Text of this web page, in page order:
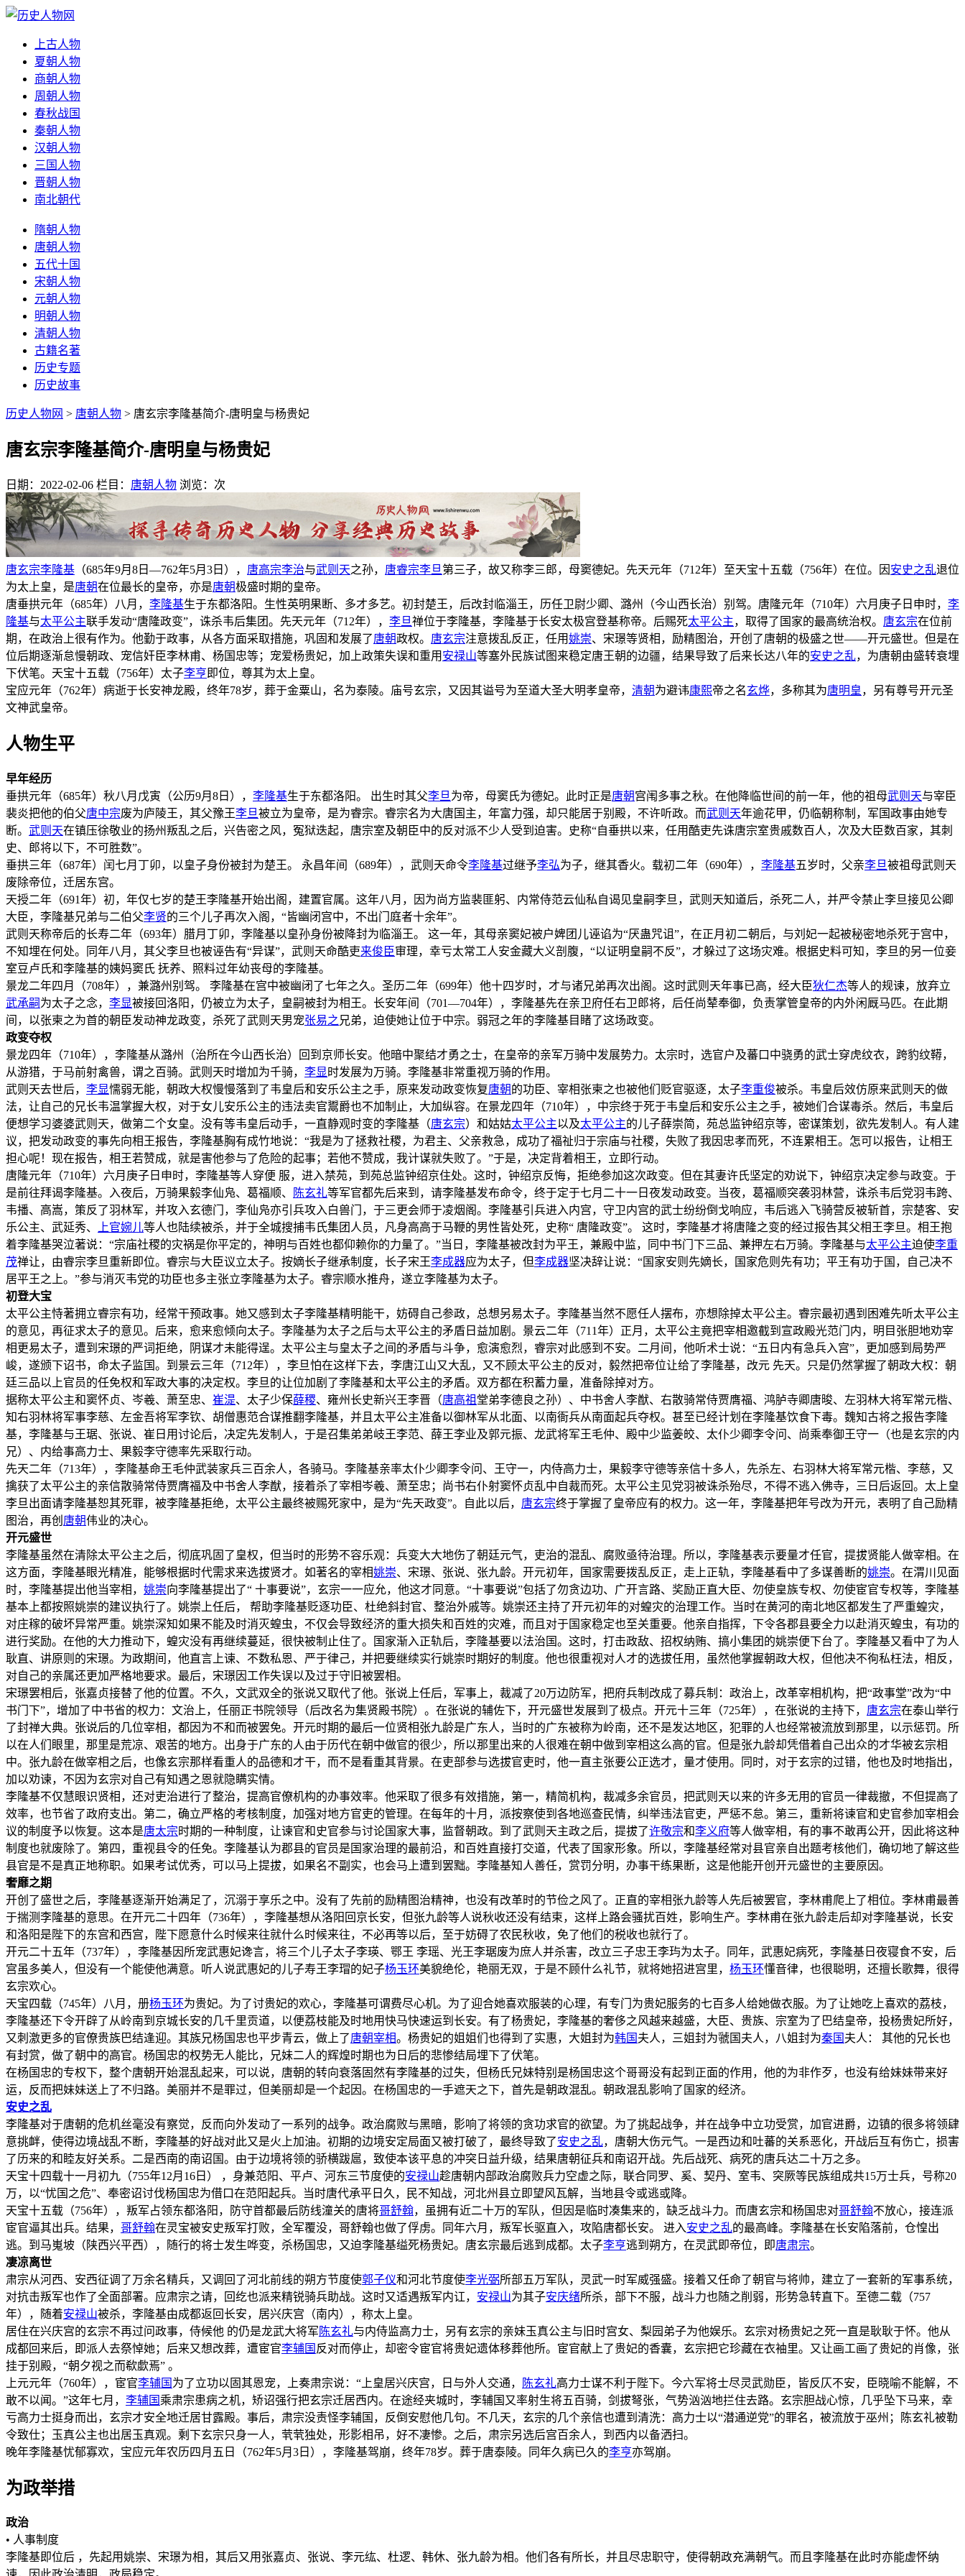
上古人物
夏朝人物
商朝人物
周朝人物
春秋战国
秦朝人物
汉朝人物
三国人物
晋朝人物
南北朝代
隋朝人物
唐朝人物
五代十国
宋朝人物
元朝人物
明朝人物
清朝人物
古籍名著
历史专题
历史故事
历史人物网 > 唐朝人物 > 唐玄宗李隆基简介-唐明皇与杨贵妃
唐玄宗李隆基简介-唐明皇与杨贵妃
日期：2022-02-06 栏目： 唐朝人物 浏览： 次
唐玄宗李隆基 （685年9月8日—762年5月3日）， 唐高宗李治与武则天之孙， 唐睿宗李旦 第三子，故又称李三郎，母窦德妃。先天元年（712年）至天宝十五载（756年）在位。因 安史之乱退位
为太上皇，是唐朝在位最长的皇帝，亦是唐朝极盛时期的皇帝。
唐垂拱元年（685年）八月， 李隆基生于东都洛阳。生性英明果断、多才多艺。初封楚王，后改封临淄王，历任卫尉少卿、潞州（今山西长治）别驾。唐隆元年（710年）六月庚子日申时， 李
隆基与太平公主联手发动“唐隆政变”，诛杀韦后集团。先天元年（712年）， 李旦禅位于李隆基，李隆基于长安太极宫登基称帝。后赐死太平公主，取得了国家的最高统治权。 唐玄宗在位前
期，在政治上很有作为。他勤于政事，从各方面采取措施，巩固和发展了唐朝政权。 唐玄宗注意拨乱反正，任用姚崇、宋璟等贤相，励精图治，开创了唐朝的极盛之世——开元盛世。但是在
位后期逐渐怠慢朝政、宠信奸臣李林甫、杨国忠等；宠爱杨贵妃，加上政策失误和重用 安禄山等塞外民族试图来稳定唐王朝的边疆，结果导致了后来长达八年的安史之乱，为唐朝由盛转衰埋
下伏笔。天宝十五载（756年）太子李亨 即位，尊其为太上皇。
宝应元年（762年）病逝于长安神龙殿，终年78岁，葬于金粟山，名为泰陵。庙号玄宗，又因其谥号为至道大圣大明孝皇帝， 清朝为避讳康熙帝之名玄烨，多称其为唐明皇，另有尊号开元圣
文神武皇帝。
人物生平
早年经历
垂拱元年（685年）秋八月戊寅（公历9月8日）， 李隆基生于东都洛阳。 出生时其父李旦 为帝，母窦氏为德妃。此时正是唐朝宫闱多事之秋。在他降临世间的前一年，他的祖母武则天与宰臣
裴炎把他的伯父唐中宗废为庐陵王，其父豫王李旦被立为皇帝，是为睿宗。睿宗名为大唐国主，年富力强，却只能居于别殿，不许听政。而武则天年逾花甲，仍临朝称制，军国政事由她专
断。 武则天在镇压徐敬业的扬州叛乱之后，兴告密之风，冤狱迭起，唐宗室及朝臣中的反对派不少人受到迫害。史称“自垂拱以来，任用酷吏先诛唐宗室贵戚数百人，次及大臣数百家，其刺
史、郎将以下，不可胜数”。
垂拱三年（687年）闰七月丁卯，以皇子身份被封为楚王。 永昌年间（689年），武则天命令李隆基过继予李弘为子，继其香火。载初二年（690年）， 李隆基五岁时，父亲李旦被祖母武则天
废除帝位，迁居东宫。
天授二年（691年）初，年仅七岁的楚王李隆基开始出阁，建置官属。这年八月，因为尚方监裴匪躬、内常侍范云仙私自谒见皇嗣李旦，武则天知道后，杀死二人，并严令禁止李旦接见公卿
大臣，李隆基兄弟与二伯父李贤的三个儿子再次入阁，“皆幽闭宫中，不出门庭者十余年”。
武则天称帝后的长寿二年（693年）腊月丁卯，李隆基以皇孙身份被降封为临淄王。 这一年，其母亲窦妃被户婢团儿诬谄为“厌蛊咒诅”，在正月初二朝后，与刘妃一起被秘密地杀死于宫中，
不知埋在何处。同年八月，其父李旦也被诬告有“异谋”，武则天命酷吏来俊臣审理，幸亏太常工人安金藏大义剖腹，“以证明皇嗣不反”，才躲过了这场灾难。根据史料可知，李旦的另一位妾
室豆卢氏和李隆基的姨妈窦氏 抚养、照料过年幼丧母的李隆基。
景龙二年四月（708年），兼潞州别驾。 李隆基在宫中被幽闭了七年之久。圣历二年（699年）他十四岁时，才与诸兄弟再次出阁。这时武则天年事已高，经大臣狄仁杰等人的规谏，放弃立
武承嗣 为太子之念， 李显被接回洛阳，仍被立为太子，皇嗣被封为相王。长安年间（701—704年），李隆基先在亲卫府任右卫郎将，后任尚辇奉御，负责掌管皇帝的内外闲厩马匹。在此期
间，以张柬之为首的朝臣发动神龙政变，杀死了武则天男宠张易之 兄弟，迫使她让位于中宗。弱冠之年的李隆基目睹了这场政变。
政变夺权
景龙四年（710年），李隆基从潞州（治所在今山西长治）回到京师长安。他暗中聚结才勇之士，在皇帝的亲军万骑中发展势力。太宗时，选官户及蕃口中骁勇的武士穿虎纹衣，跨豹纹鞯，
从游猎，于马前射禽兽，谓之百骑。武则天时增加为千骑， 李显 时发展为万骑。李隆基非常重视万骑的作用。
武则天去世后， 李显懦弱无能，朝政大权慢慢落到了韦皇后和安乐公主之手，原来发动政变恢复唐朝的功臣、宰相张柬之也被他们贬官驱逐，太子李重俊被杀。韦皇后效仿原来武则天的做
法，让自己的兄长韦温掌握大权，对于女儿安乐公主的违法卖官鬻爵也不加制止，大加纵容。在景龙四年（710年），中宗终于死于韦皇后和安乐公主之手，被她们合谋毒杀。然后，韦皇后
便想学习婆婆武则天，做第二个女皇。没有等韦皇后动手，一直静观时变的李隆基（唐玄宗）和姑姑太平公主以及太平公主的儿子薛崇简，苑总监钟绍京等，密谋策划，欲先发制人。有人建
议，把发动政变的事先向相王报告，李隆基胸有成竹地说：“我是为了拯救社稷，为君主、父亲救急，成功了福祉归于宗庙与社稷，失败了我因忠孝而死，不连累相王。怎可以报告，让相王
担心呢！现在报告，相王若赞成，就是害他参与了危险的起事；若他不赞成，我计谋就失败了。”于是，决定背着相王，立即行动。
唐隆元年（710年）六月庚子日申时，李隆基等人穿便 服，进入禁苑，到苑总监钟绍京住处。这时，钟绍京反悔，拒绝参加这次政变。但在其妻许氏坚定的劝说下，钟绍京决定参与政变。于
是前往拜谒李隆基。入夜后，万骑果毅李仙凫、葛福顺、
陈玄礼等军官都先后来到，请李隆基发布命令，终于定于七月二十一日夜发动政变。当夜，葛福顺突袭羽林营，诛杀韦后党羽韦跨、
韦播、高嵩，策反了羽林军，并攻入玄德门，李仙凫亦引兵攻入白兽门，于三更会师于凌烟阁。李隆基引兵进入内宫，守卫内宫的武士纷纷倒戈响应，韦后逃入飞骑营反被斩首，宗楚客、安
乐公主、武延秀、
上官婉儿等人也陆续被杀，并于全城搜捕韦氏集团人员，凡身高高于马鞭的男性皆处死，史称“ 唐隆政变”。 这时，李隆基才将唐隆之变的经过报告其父相王李旦。相王抱
着李隆基哭泣著说：“宗庙社稷的灾祸是你平定的，神明与百姓也都仰赖你的力量了。”当日，李隆基被改封为平王，兼殿中监，同中书门下三品、兼押左右万骑。李隆基与太平公主迫使李重
茂禅让，由睿宗李旦重新即位。睿宗与大臣议立太子。按嫡长子继承制度，长子宋王李成器应为太子，但李成器坚决辞让说：“国家安则先嫡长，国家危则先有功；平王有功于国，自己决不
居平王之上。”参与消灭韦党的功臣也多主张立李隆基为太子。睿宗顺水推舟，遂立李隆基为太子。
初登大宝
太平公主恃著拥立睿宗有功，经常干预政事。她又感到太子李隆基精明能干，妨碍自己参政，总想另易太子。李隆基当然不愿任人摆布，亦想除掉太平公主。睿宗最初遇到困难先听太平公主
的意见，再征求太子的意见。后来，愈来愈倾向太子。李隆基为太子之后与太平公主的矛盾日益加剧。景云二年（711年）正月，太平公主竟把宰相邀截到宣政殿光范门内，明目张胆地劝宰
相更易太子，遭到宋璟的严词拒绝，阴谋才未能得逞。太平公主与皇太子之间的矛盾与斗争，愈演愈烈，睿宗对此感到不安。二月间，他听术士说：“五日内有急兵入宫”，更加感到局势严
峻，遂颁下诏书，命太子监国。到景云三年（712年），李旦怕在这样下去，李唐江山又大乱，又不顾太平公主的反对，毅然把帝位让给了李隆基，改元 先天。只是仍然掌握了朝政大权：朝
廷三品以上官员的任免权和军政大事的决定权。李旦的让位加剧了李隆基和太平公主的矛盾。双方都在积蓄力量，准备除掉对方。
据称太平公主和窦怀贞、岑羲、萧至忠、 崔湜、太子少保薛稷、雍州长史新兴王李晋（唐高祖 堂弟李德良之孙）、中书舍人李猷、右散骑常侍贾膺福、鸿胪寺卿唐晙、左羽林大将军常元楷、
知右羽林将军事李慈、左金吾将军李钦、胡僧惠范合谋推翻李隆基，并且太平公主准备以御林军从北面、以南衙兵从南面起兵夺权。甚至已经计划在李隆基饮食下毒。魏知古将之报告李隆
基，李隆基与王琚、张说、崔日用讨论后，决定先发制人，于是召集弟弟岐王李范、薛王李业及郭元振、龙武将军王毛仲、殿中少监姜皎、太仆少卿李令问、尚乘奉御王守一（也是玄宗的内
兄）、内给事高力士、果毅李守德率先采取行动。
先天二年（713年），李隆基命王毛仲武装家兵三百余人，各骑马。李隆基亲率太仆少卿李令问、王守一，内侍高力士，果毅李守德等亲信十多人，先杀左、右羽林大将军常元楷、李慈，又
擒获了太平公主的亲信散骑常侍贾膺福及中书舍人李猷，接着杀了宰相岑羲、萧至忠；尚书右仆射窦怀贞乱中自裁而死。太平公主见党羽被诛杀殆尽，不得不逃入佛寺，三日后返回。太上皇
李旦出面请李隆基恕其死罪，被李隆基拒绝，太平公主最终被赐死家中，是为“先天政变”。自此以后， 唐玄宗终于掌握了皇帝应有的权力。这一年，李隆基把年号改为开元，表明了自己励精
图治，再创 唐朝伟业的决心。
开元盛世
李隆基虽然在清除太平公主之后，彻底巩固了皇权，但当时的形势不容乐观：兵变大大地伤了朝廷元气，吏治的混乱、腐败亟待治理。所以，李隆基表示要量才任官，提拔贤能人做宰相。在
这方面，李隆基眼光精准，能够根据时代需求来选拔贤才。如著名的宰相姚崇、宋璟、张说、张九龄。开元初年，国家需要拨乱反正，走上正轨，李隆基看中了多谋善断的姚崇。在渭川见面
时，李隆基提出他当宰相， 姚崇向李隆基提出了“ 十事要说”，玄宗一一应允，他这才同意。“十事要说”包括了勿贪边功、广开言路、奖励正直大臣、勿使皇族专权、勿使宦官专权等，李隆基
基本上都按照姚崇的建议执行了。姚崇上任后， 帮助李隆基贬逐功臣、杜绝斜封官、整治外戚等。姚崇还主持了开元初年的对蝗灾的治理工作。当时在黄河的南北地区都发生了严重蝗灾，
对庄稼的破坏异常严重。姚崇深知如果不能及时消灭蝗虫，不仅会导致经济的重大损失和百姓的灾难，而且对于国家稳定也至关重要。他亲自指挥，下令各郡县要全力以赴消灭蝗虫，有功的
进行奖励。在他的大力推动下，蝗灾没有再继续蔓延，很快被制止住了。国家渐入正轨后，李隆基要以法治国。这时，打击政敌、招权纳贿、搞小集团的姚崇便下台了。李隆基又看中了为人
耿直、讲原则的宋璟。为政期间，他直言上谏、不数私恩、严于律己，并把要继续实行姚崇时期好的制度。他也很重视对人才的选拔任用，虽然他掌握朝政大权，但他决不徇私枉法，相反，
对自己的亲属还更加严格地要求。最后，宋璟因工作失误以及过于守旧被罢相。
宋璟罢相后，张嘉贞接替了他的位置。不久，文武双全的张说又取代了他。张说上任后，军事上，裁减了20万边防军，把府兵制改成了募兵制：政治上，改革宰相机构，把“政事堂”改为“中
书门下”，增加了中书省的权力：文治上，任丽正书院领导（后改名为集贤殿书院）。在张说的辅佐下，开元盛世发展到了极点。开元十三年（725年），在张说的主持下， 唐玄宗在泰山举行
了封禅大典。张说后的几位宰相，都因为不和而被罢免。开元时期的最后一位贤相张九龄是广东人，当时的广东被称为岭南，还不是发达地区，犯罪的人也经常被流放到那里，以示惩罚。所
以在人们眼里，那里是荒凉、艰苦的地方。出身于广东的人由于历代在朝中做官的很少，所以那里出来的人很难在朝中做到宰相这么高的官。但是张九龄却凭借着自己出众的才华被玄宗相
中。张九龄在做宰相之后，也像玄宗那样看重人的品德和才干，而不是看重其背景。在吏部参与选拔官吏时，他一直主张要公正选才，量才使用。同时，对于玄宗的过错，他也及时地指出，
加以劝谏，不因为玄宗对自己有知遇之恩就隐瞒实情。
李隆基不仅慧眼识贤相，还对吏治进行了整治，提高官僚机构的办事效率。他采取了很多有效措施，第一，精简机构，裁减多余官员，把武则天以来的许多无用的官员一律裁撤，不但提高了
效率，也节省了政府支出。第二，确立严格的考核制度，加强对地方官吏的管理。在每年的十月，派按察使到各地巡查民情，纠举违法官吏，严惩不怠。第三，重新将谏官和史官参加宰相会
议的制度予以恢复。这本是唐太宗时期的一种制度，让谏官和史官参与讨论国家大事，监督朝政。到了武则天主政之后，提拔了许敬宗和李义府等人做宰相，有的事不敢再公开，因此将这种
制度也就废除了。第四，重视县令的任免。李隆基认为郡县的官员是国家治理的最前沿，和百姓直接打交道，代表了国家形象。所以，李隆基经常对县官亲自出题考核他们，确切地了解这些
县官是不是真正地称职。如果考试优秀，可以马上提拔，如果名不副实，也会马上遭到罢黜。李隆基知人善任，赏罚分明，办事干练果断，这是他能开创开元盛世的主要原因。
奢靡之期
开创了盛世之后，李隆基逐渐开始满足了，沉溺于享乐之中。没有了先前的励精图治精神，也没有改革时的节俭之风了。正直的宰相张九龄等人先后被罢官，李林甫爬上了相位。李林甫最善
于揣测李隆基的意思。在开元二十四年（736年），李隆基想从洛阳回京长安，但张九龄等人说秋收还没有结束，这样上路会骚扰百姓，影响生产。李林甫在张九龄走后却对李隆基说，长安
和洛阳是陛下的东宫和西宫，陛下愿意什么时候来往就什么时候来往，不必再等以后，至于妨碍了农民秋收，免了他们的税收也就行了。
开元二十五年（737年），李隆基因所宠武惠妃谗言，将三个儿子太子李瑛、鄂王 李瑶、光王李琚废为庶人并杀害，改立三子忠王李玙为太子。同年，武惠妃病死，李隆基日夜寝食不安，后
宫虽多美人，但没有一个能使他满意。听人说武惠妃的儿子寿王李瑁的妃子杨玉环美貌绝伦，艳丽无双，于是不顾什么礼节，就将她招进宫里， 杨玉环懂音律，也很聪明，还擅长歌舞，很得
玄宗欢心。
天宝四载（745年）八月，册杨玉环为贵妃。为了讨贵妃的欢心，李隆基可谓费尽心机。为了迎合她喜欢服装的心理，有专门为贵妃服务的七百多人给她做衣服。为了让她吃上喜欢的荔枝，
李隆基还下令开辟了从岭南到京城长安的几千里贡道，以便荔枝能及时地用快马快速运到长安。有了杨贵妃，李隆基的奢侈之风越来越盛，大臣、贵族、宗室为了巴结皇帝，投杨贵妃所好，
又刺激更多的官僚贵族巴结逢迎。其族兄杨国忠也平步青云，做上了唐朝宰相。杨贵妃的姐姐们也得到了实惠，大姐封为韩国 夫人，三姐封为虢国夫人，八姐封为秦国 夫人： 其他的兄长也
有封赏，做了朝中的高官。杨国忠的权势无人能比，兄妹二人的辉煌时期也为日后的悲惨结局埋下了伏笔。
在杨国忠的专权下，整个唐朝开始混乱起来，可以说，唐朝的转向衰落固然有李隆基的过失，但杨氏兄妹特别是杨国忠这个哥哥没有起到正面的作用，他的为非作歹，也没有给妹妹带来好
运，反而把妹妹送上了不归路。美丽并不是罪过，但美丽却是一个起因。在杨国忠的一手遮天之下，首先是朝政混乱。朝政混乱影响了国家的经济。
安史之乱
李隆基对于唐朝的危机丝毫没有察觉，反而向外发动了一系列的战争。政治腐败与黑暗，影响了将领的贪功求官的欲望。为了挑起战争，并在战争中立功受赏，加官进爵，边镇的很多将领肆
意挑衅，使得边境战乱不断，李隆基的好战对此又是火上加油。初期的边境安定局面又被打破了，最终导致了安史之乱，唐朝大伤元气。一是西边和吐蕃的关系恶化，开战后互有伤亡，损害
了历来的和睦友好关系。二是西南的南诏国。由于边境将领的骄横跋扈，致使本该平息的冲突日益升级，结果唐朝征兵和南诏开战。先后战死、病死的唐兵达二十万之多。
天宝十四载十一月初九（755年12月16日） ，身兼范阳、平卢、河东三节度使的安禄山趁唐朝内部政治腐败兵力空虚之际，联合同罗、奚、契丹、室韦、突厥等民族组成共15万士兵，号称20
万，以“忧国之危”、奉密诏讨伐杨国忠为借口在范阳起兵。当时唐代承平日久，民不知战，河北州县立即望风瓦解，当地县令或逃或降。
天宝十五载（756年），叛军占领东都洛阳，防守首都最后防线潼关的唐将哥舒翰，虽拥有近二十万的军队，但因是临时凑集来的，缺乏战斗力。而唐玄宗和杨国忠对哥舒翰不放心，接连派
宦官逼其出兵。结果， 哥舒翰在灵宝被安史叛军打败，全军覆没，哥舒翰也做了俘虏。同年六月，叛军长驱直入，攻陷唐都长安。 进入安史之乱的最高峰。李隆基在长安陷落前，仓惶出
逃。到马嵬坡（陕西兴平西），随行的将士发生哗变，杀杨国忠，又迫李隆基缢死杨贵妃。唐玄宗最后逃到成都。太子李亨逃到朔方，在灵武即帝位，即唐肃宗。
凄凉离世
肃宗从河西、安西征调了万余名精兵，又调回了河北前线的朔方节度使郭子仪和河北节度使李光弼所部五万军队，灵武一时军威强盛。接着又任命了朝官与将帅，建立了一套新的军事系统，
对抗击叛军也作了全面部署。应肃宗之请，回纥也派来精锐骑兵助战。这时又适遇叛军内讧， 安禄山为其子安庆绪所杀，部下不服，战斗力也随之削弱，形势急转直下。至德二载（757
年），随着安禄山被杀，李隆基由成都返回长安，居兴庆宫（南内），称太上皇。
居住在兴庆宫的玄宗不再过问政事，侍候他 的仍是龙武大将军 陈玄礼与内侍监高力士，另有玄宗的亲妹玉真公主与旧时宫女、梨园弟子为他娱乐。玄宗对杨贵妃之死一直是耿耿于怀。他从
成都回来后，即派人去祭悼她；后来又想改葬，遭宦官李辅国 反对而停止，却密令宦官将贵妃遗体移葬他所。宦官献上了贵妃的香囊，玄宗把它珍藏在衣袖里。又让画工画了贵妃的肖像，张
挂于别殿，“朝夕视之而欷歔焉” 。
上元元年（760年），宦官李辅国 为了立功以固其恩宠，上奏肃宗说：“上皇居兴庆宫，日与外人交通， 陈玄礼高力士谋不利于陛下。今六军将士尽灵武勋臣，皆反仄不安，臣晓喻不能解，不
敢不以闻。”这年七月， 李辅国 乘肃宗患病之机，矫诏强行把玄宗迁居西内。在途经夹城时，李辅国又率射生将五百骑，剑拔弩张，气势汹汹地拦住去路。玄宗胆战心惊，几乎坠下马来，幸
亏高力士挺身而出，玄宗才安全地迁居甘露殿。事后，肃宗没责怪李辅国，反倒安慰他几句。不几天，玄宗的几个亲信也遭到清洗：高力士以“潜通逆党”的罪名，被流放于巫州；陈玄礼被勒
令致仕；玉真公主也出居玉真观。剩下玄宗只身一人，茕茕独处，形影相吊，好不凄惨。之后，肃宗另选后宫百余人，到西内以备洒扫。
晚年李隆基忧郁寡欢，宝应元年农历四月五日（762年5月3日），李隆基驾崩，终年78岁。葬于唐泰陵。同年久病已久的李亨亦驾崩。
为政举措
政治
• 人事制度
李隆基即位后 ，先起用姚崇、宋璟为相，其后又用张嘉贞、张说、李元纮、杜逻、韩休、张九龄为相。他们各有所长，并且尽忠职守，使得朝政充满朝气。而且李隆基在此时亦能虚怀纳